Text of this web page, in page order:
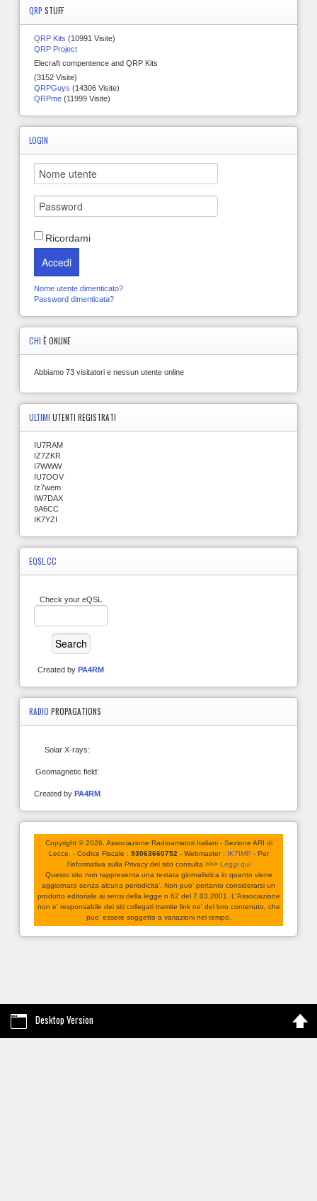
QRP STUFF
QRP Kits (10991 Visite)
QRP Project
Elecraft compentence and QRP Kits
(3152 Visite)
QRPGuys (14306 Visite)
QRPme (11999 Visite)
LOGIN
Ricordami
Accedi
Nome utente dimenticato?
Password dimenticata?
CHI È ONLINE
Abbiamo 73 visitatori e nessun utente online
ULTIMI UTENTI REGISTRATI
IU7RAM
IZ7ZKR
I7WWW
IU7OOV
Iz7wem
IW7DAX
9A6CC
IK7YZI
EQSL.CC
Check your eQSL
Created by PA4RM
RADIO PROPAGATIONS
Solar X-rays:
Geomagnetic field:
Created by PA4RM
Copyright © 2026. Associazione Radioamatori Italiani - Sezione ARI di
Lecce. - Codice Fiscale : 93063660752 - Webmaster : IK7IMP - Per
l'informativa sulla Privacy del sito consulta >>> Leggi qui
Questo sito non rappresenta una testata giornalistica in quanto viene
aggiornato senza alcuna periodicita'. Non puo' pertanto considerarsi un
prodotto editoriale ai sensi della legge n 62 del 7.03.2001. L'Associazione
non e' responsabile dei siti collegati tramite link ne' del loro contenuto, che
puo' essere soggetto a variazioni nel tempo.
Desktop Version